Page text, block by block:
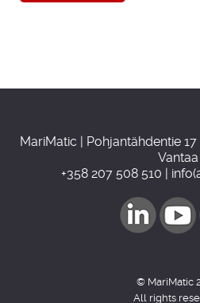
MariMatic | Pohjantähdentie 17
Vantaa
+358 207 508 510 |
© MariMatic
All rights